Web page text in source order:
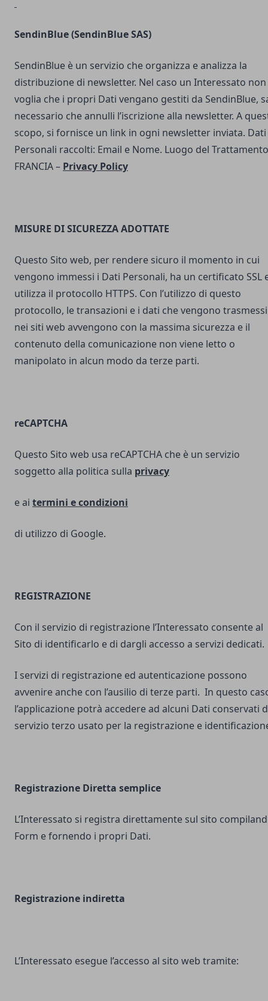
SendinBlue(SendinBlue SAS)
SendinBlue è un servizio che organizza e analizza la
distribuzione di newsletter. Nel caso un Interessato non
voglia che i propri Dati vengano gestiti da SendinBlue,
necessario che annulli l’iscrizione alla newsletter. A
scopo, si fornisce un link in ogni newsletter inviata. Dati
Personali raccolti: Email e Nome. Luogo del
FRANCIA – Privacy Policy
MISURE DI SICUREZZA ADOTTATE
Questo Sito web, per rendere sicuro il momento in cui
vengono immessi i Dati Personali, ha un certificato SSL
utilizza il protocollo HTTPS. Con l’utilizzo di questo
protocollo, le transazioni e i dati che vengono trasmessi
nei siti web avvengono con la massima sicurezza e il
contenuto della comunicazione non viene letto o
manipolato in alcun modo da terze parti.
reCAPTCHA
Questo Sito web usa reCAPTCHA che è un servizio
soggetto alla politica sulla privacy
e ai termini econdizioni
di utilizzo di Google.
REGISTRAZIONE
Con il servizio di registrazione l’Interessato consente al
Sito di identificarlo e di dargli accesso a servizi dedicati.
I servizi di registrazione ed autenticazione possono
avvenire anche con l’ausilio di terze parti. In questo
l’applicazione potrà accedere ad alcuni Dati conservati
servizio terzo usato per la registrazione e
Registrazione Diretta semplice
L’Interessato si registra direttamente sul sito
Form e fornendo i propri Dati.
Registrazione indiretta
L’Interessato esegue l’accesso al sito web tramite: